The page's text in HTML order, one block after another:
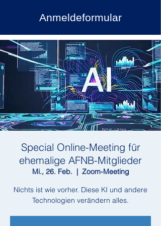
Anmeldeformular
Special Online-Meeting für
ehemalige AFNB-Mitglieder
Mi., 26. Feb.
  |
Zoom-Meeting
Nichts ist wie vorher. Diese KI und andere
Technologien verändern alles.